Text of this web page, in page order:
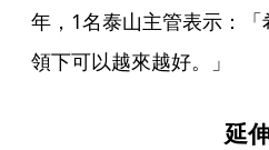
年，1名泰山主管表示：
領下可以越來越好。」
延